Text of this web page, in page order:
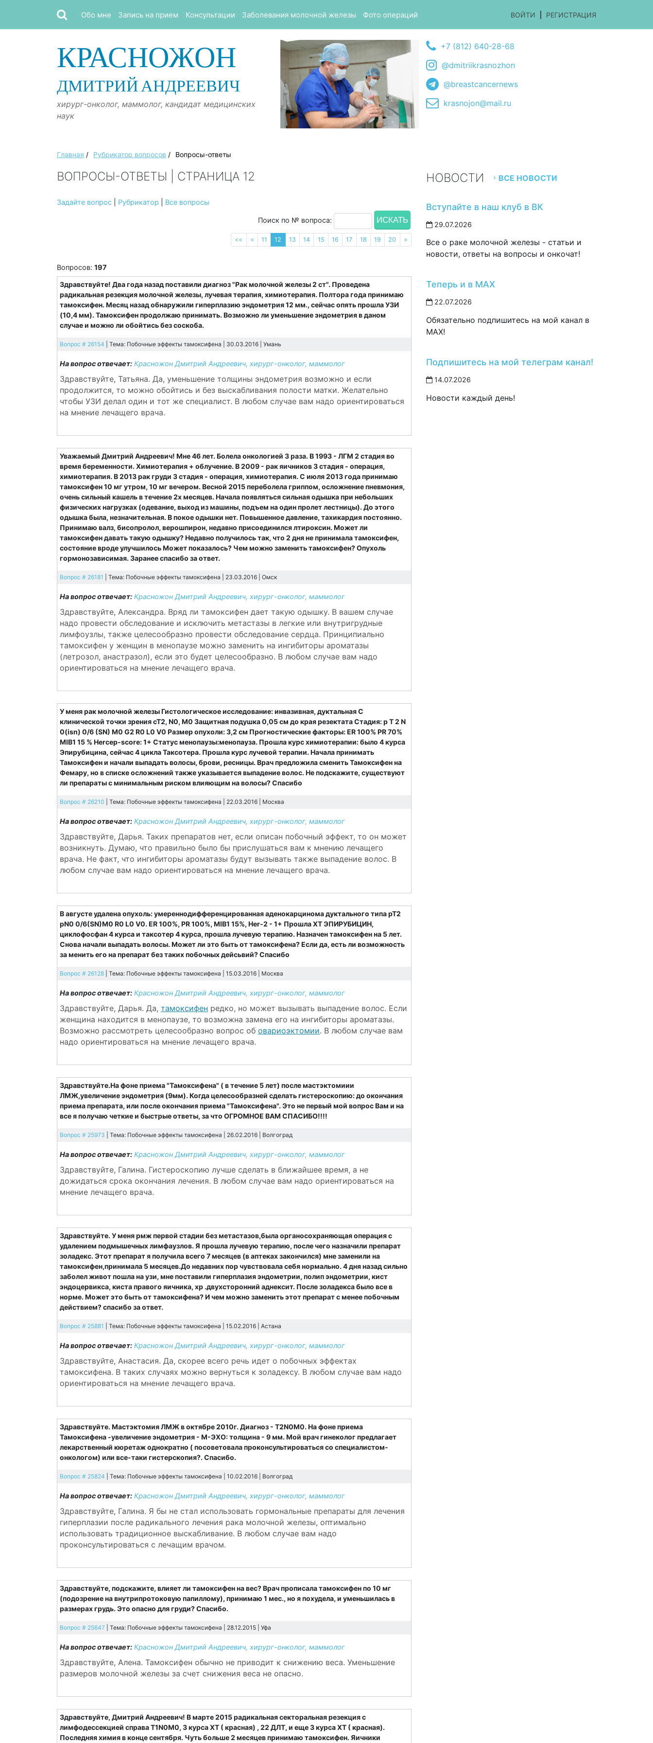
Обо мне Запись на прием Консультации Заболевания молочной железы Фото операций ВОЙТИ РЕГИСТРАЦИЯ
КРАСНОЖОН
ДМИТРИЙ АНДРЕЕВИЧ
хирург-онколог, маммолог, кандидат медицинских
наук
+7 (812) 640-28-68
@dmitriikrasnozhon
@breastcancernews
krasnojon@mail.ru
Главная / Рубрикатор вопросов / Вопросы-ответы
ВОПРОСЫ-ОТВЕТЫ | СТРАНИЦА 12
Задайте вопрос Рубрикатор Все вопросы
Поиск по № вопроса:
<< < 11 12 13 14 15 16 17 18 19 20 >
Вопросов: 197
Здравствуйте! Два года назад поставили диагноз "Рак молочной железы 2 ст". Проведена
радикальная резекция молочной железы, лучевая терапия, химиотерапия. Полтора года принимаю
тамоксифен. Месяц назад обнаружили гиперплазию эндометрия 12 мм., сейчас опять прошла УЗИ
(10,4 мм). Тамоксифен продолжаю принимать. Возможно ли уменьшение эндометрия в даном
случае и можно ли обойтись без соскоба.
Вопрос # 26154 | Тема: Побочные эффекты тамоксифена | 30.03.2016 | Умань
На вопрос отвечает: Красножон Дмитрий Андреевич, хирург-онколог, маммолог
Здравствуйте, Татьяна. Да, уменьшение толщины эндометрия возможно и если
продолжится, то можно обойтись и без выскабливания полости матки. Желательно
чтобы УЗИ делал один и тот же специалист. В любом случае вам надо ориентироваться
на мнение лечащего врача.
Уважаемый Дмитрий Андреевич! Мне 46 лет. Болела онкологией 3 раза. В 1993 - ЛГМ 2 стадия во
время беременности. Химиотерапия + облучение. В 2009 - рак яичников 3 стадия - операция,
химиотерапия. В 2013 рак груди 3 стадия - операция, химиотерапия. С июля 2013 года принимаю
тамоксифен 10 мг утром, 10 мг вечером. Весной 2015 переболела гриппом, осложнение пневмония,
очень сильный кашель в течение 2х месяцев. Начала появляться сильная одышка при небольших
физических нагрузках (одевание, выход из машины, подъем на один пролет лестницы). До этого
одышка была, незначительная. В покое одышки нет. Повышенное давление, тахикардия постоянно.
Принимаю валз, бисопролол, верошпирон, недавно присоединился лтироксин. Может ли
тамоксифен давать такую одышку? Недавно получилось так, что 2 дня не принимала тамоксифен,
состояние вроде улучшилось Может показалось? Чем можно заменить тамоксифен? Опухоль
гормонозависимая. Заранее спасибо за ответ.
Вопрос # 26181 | Тема: Побочные эффекты тамоксифена | 23.03.2016 | Омск
На вопрос отвечает: Красножон Дмитрий Андреевич, хирург-онколог, маммолог
Здравствуйте, Александра. Вряд ли тамоксифен дает такую одышку. В вашем случае
надо провести обследование и исключить метастазы в легкие или внутригрудные
лимфоузлы, также целесообразно провести обследование сердца. Принципиально
тамоксифен у женщин в менопаузе можно заменить на ингибиторы ароматазы
(летрозол, анастразол), если это будет целесообразно. В любом случае вам надо
ориентироваться на мнение лечащего врача.
У меня рак молочной железы Гистологическое исследование: инвазивная, дуктальная С
клинической точки зрения cT2, N0, M0 Защитная подушка 0,05 см до края резектата Стадия: p T 2 N
0(isn) 0/6 (SN) M0 G2 R0 L0 V0 Размер опухоли: 3,2 см Прогностические факторы: ER 100% PR 70%
MIB1 15 % Hercep-score: 1+ Статус менопаузы:менопауза. Прошла курс химиотерапии: было 4 курса
Эпирубицина, сейчас 4 цикла Таксотера. Прошла курс лучевой терапии. Начала принимать
Тамоксифен и начали выпадать волосы, брови, ресницы. Врач предложила сменить Тамоксифен на
Фемару, но в списке осложнений также указывается выпадение волос. Не подскажите, существуют
ли препараты с минимальным риском влияющим на волосы? Спасибо
Вопрос # 26210 | Тема: Побочные эффекты тамоксифена | 22.03.2016 | Москва
На вопрос отвечает: Красножон Дмитрий Андреевич, хирург-онколог, маммолог
Здравствуйте, Дарья. Таких препаратов нет, если описан побочный эффект, то он может
возникнуть. Думаю, что правильно было бы прислушаться вам к мнению лечащего
врача. Не факт, что ингибиторы ароматазы будут вызывать также выпадение волос. В
любом случае вам надо ориентироваться на мнение лечащего врача.
В августе удалена опухоль: умереннодифференцированная аденокарцинома дуктального типа pT2
pN0 0/6(SN)M0 R0 L0 V0. ER 100%, PR 100%, MIB1 15%, Her-2 - 1+ Прошла ХТ ЭПИРУБИЦИН,
циклофосфан 4 курса и таксотер 4 курса, прошла лучевую терапию. Назначен тамоксифен на 5 лет.
Снова начали выпадать волосы. Может ли это быть от тамоксифена? Если да, есть ли возможность
за менить его на препарат без таких побочных дейсьвий? Спасибо
Вопрос # 26128 | Тема: Побочные эффекты тамоксифена | 15.03.2016 | Москва
На вопрос отвечает: Красножон Дмитрий Андреевич, хирург-онколог, маммолог
Здравствуйте, Дарья. Да, тамоксифен редко, но может вызывать выпадение волос. Если
женщина находится в менопаузе, то возможна замена его на ингибиторы ароматазы.
Возможно рассмотреть целесообразно вопрос об овариоэктомии. В любом случае вам
надо ориентироваться на мнение лечащего врача.
Здравствуйте.На фоне приема "Тамоксифена" ( в течение 5 лет) после мастэктомиии
ЛМЖ,увеличение эндометрия (9мм). Когда целесообразней сделать гистероскопию: до окончания
приема препарата, или после окончания приема "Тамоксифена". Это не первый мой вопрос Вам и на
все я получаю четкие и быстрые ответы, за что ОГРОМНОЕ ВАМ СПАСИБО!!!!
Вопрос # 25973 | Тема: Побочные эффекты тамоксифена | 26.02.2016 | Волгоград
На вопрос отвечает: Красножон Дмитрий Андреевич, хирург-онколог, маммолог
Здравствуйте, Галина. Гистероскопию лучше сделать в ближайшее время, а не
дожидаться срока окончания лечения. В любом случае вам надо ориентироваться на
мнение лечащего врача.
Здравствуйте. У меня рмж первой стадии без метастазов,была органосохраняющая операция с
удалением подмышечных лимфаузлов. Я прошла лучевую терапию, после чего назначили препарат
золадекс. Этот препарат я получила всего 7 месяцев (в аптеках закончился) мне заменили на
тамоксифен,принимала 5 месяцев.До недавних пор чувствовала себя нормально. 4 дня назад сильно
заболел живот пошла на узи, мне поставили гиперплазия эндометрии, полип эндометрии, кист
эндоцервикса, киста правого яичника, хр .двухсторонний аднексит. После золадекса было все в
норме. Может это быть от тамоксифена? И чем можно заменить этот препарат с менее побочным
действием? спасибо за ответ.
Вопрос # 25881 | Тема: Побочные эффекты тамоксифена | 15.02.2016 | Астана
На вопрос отвечает: Красножон Дмитрий Андреевич, хирург-онколог, маммолог
Здравствуйте, Анастасия. Да, скорее всего речь идет о побочных эффектах
тамоксифена. В таких случаях можно вернуться к золадексу. В любом случае вам надо
ориентироваться на мнение лечащего врача.
Здравствуйте. Мастэктомия ЛМЖ в октябре 2010г. Диагноз - Т2N0M0. На фоне приема
Тамоксифена -увеличение эндометрия - М-ЭХО: толщина - 9 мм. Мой врач гинеколог предлагает
лекарственный кюретаж однократно ( посоветовала проконсультироваться со специалистом-
онкологом) или все-таки гистерскопия?. Спасибо.
Вопрос # 25824 | Тема: Побочные эффекты тамоксифена | 10.02.2016 | Волгоград
На вопрос отвечает: Красножон Дмитрий Андреевич, хирург-онколог, маммолог
Здравствуйте, Галина. Я бы не стал использовать гормональные препараты для лечения
гиперплазии после радикального лечения рака молочной железы, оптимально
использовать традиционное выскабливание. В любом случае вам надо
проконсультироваться с лечащим врачом.
Здравствуйте, подскажите, влияет ли тамоксифен на вес? Врач прописала тамоксифен по 10 мг
(подозрение на внутрипротоковую папиллому), принимаю 1 мес., но я похудела, и уменьшилась в
размерах грудь. Это опасно для груди? Спасибо.
Вопрос # 25647 | Тема: Побочные эффекты тамоксифена | 28.12.2015 | Уфа
На вопрос отвечает: Красножон Дмитрий Андреевич, хирург-онколог, маммолог
Здравствуйте, Алена. Тамоксифен обычно не приводит к снижению веса. Уменьшение
размеров молочной железы за счет снижения веса не опасно.
Здравствуйте, Дмитрий Андреевич! В марте 2015 радикальная секторальная резекция с
лимфодессекцией справа T1N0M0, 3 курса ХТ ( красная) , 22 ДЛТ, и еще 3 курса ХТ ( красная).
Последняя химия в конце сентября. Чуть больше 2 месяцев принимаю тамоксифен. Яичники
НОВОСТИ ВСЕ НОВОСТИ
Вступайте в наш клуб в ВК
29.07.2026
Все о раке молочной железы - статьи и
новости, ответы на вопросы и онкочат!
Теперь и в MAX
22.07.2026
Обязательно подпишитесь на мой канал в
MAX!
Подпишитесь на мой телеграм канал!
14.07.2026
Новости каждый день!